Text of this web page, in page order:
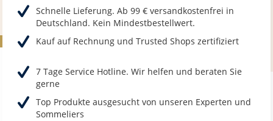
Schnelle Lieferung. Ab 99 € versandkostenfrei in
Deutschland. Kein Mindestbestellwert.
Kauf auf Rechnung und Trusted Shops zertifiziert
7 Tage Service Hotline. Wir helfen und beraten Sie
gerne
Top Produkte ausgesucht von unseren Experten und
Sommeliers